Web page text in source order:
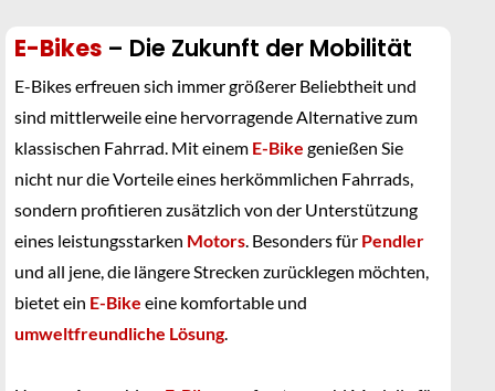
E-Bikes – Die Zukunft der Mobilität
E-Bikes erfreuen sich immer größerer Beliebtheit und
sind mittlerweile eine hervorragende Alternative zum
klassischen Fahrrad. Mit einem E-Bike genießen Sie
nicht nur die Vorteile eines herkömmlichen Fahrrads,
sondern profitieren zusätzlich von der Unterstützung
eines leistungsstarken Motors. Besonders für Pendler
und all jene, die längere Strecken zurücklegen möchten,
bietet ein E-Bike eine komfortable und
umweltfreundliche Lösung.